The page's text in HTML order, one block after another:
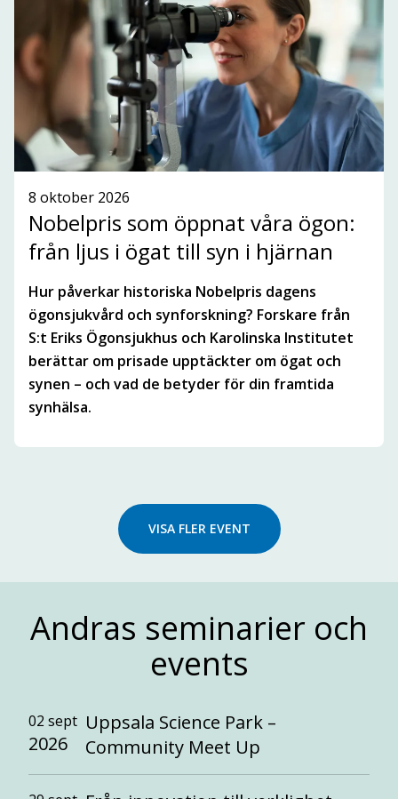
ANMÄLAN TILL NYHETSBREV
SE ALLA NYHETER
8 oktober 2026
Nobelpris som öppnat våra ögon:
från ljus i ögat till syn i hjärnan
Hur påverkar historiska Nobelpris dagens
ögonsjukvård och synforskning? Forskare från
S:t Eriks Ögonsjukhus och Karolinska Institutet
berättar om prisade upptäckter om ögat och
synen – och vad de betyder för din framtida
synhälsa.
VISA FLER EVENT
Andras seminarier och
events
02 sept
2026
Uppsala Science Park –
Community Meet Up